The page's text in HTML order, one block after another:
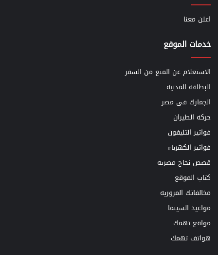
اعلن معنا
خدمات الموقع
الاستعلام عن المنع من السفر
البطاقه المدنيه
الجمارك في مصر
حركه الطيران
فواتير التليفون
فواتير الكهرباء
قصص نجاح مصريه
كتاب الموقع
مخالفاتك المروريه
مواعيد السينما
مواقع تهمك
هواتف تهمك